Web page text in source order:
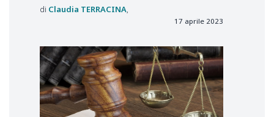
Claudia TERRACINA
17 aprile 2023